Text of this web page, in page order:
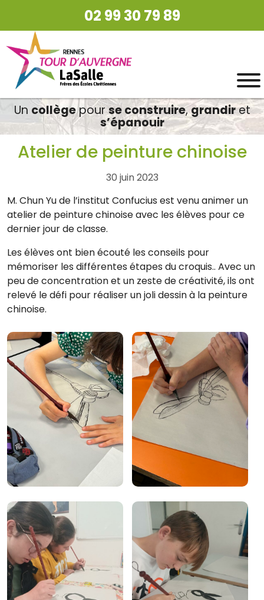
02 99 30 79 89
Un collègepourse construire,grandiret
s’épanouir
Atelier de peinture chinoise
30 juin 2023
M. Chun Yu de l’institut Confucius est venu animer un
atelier de peinture chinoise avec les élèves pour ce
dernier jour de classe.
Les élèves ont bien écouté les conseils pour
mémoriser les différentes étapes du croquis.. Avec un
peu de concentration et un zeste de créativité, ils ont
relevé le défi pour réaliser un joli dessin à la peinture
chinoise.